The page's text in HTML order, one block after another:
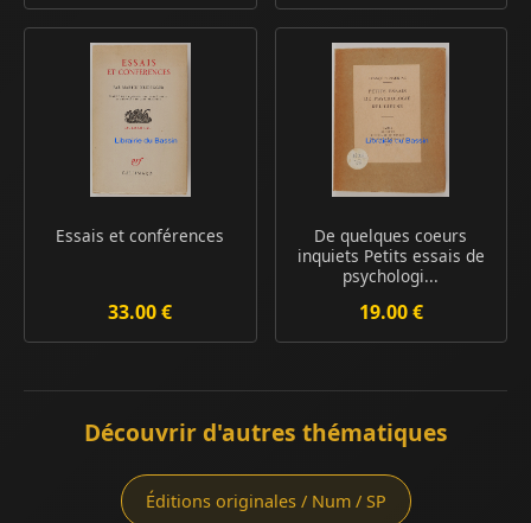
Essais et conférences
33.00 €
De quelques coeurs
inquiets Petits essais de
psychologi...
19.00 €
Découvrir d'autres thématiques
Éditions originales / Num / SP